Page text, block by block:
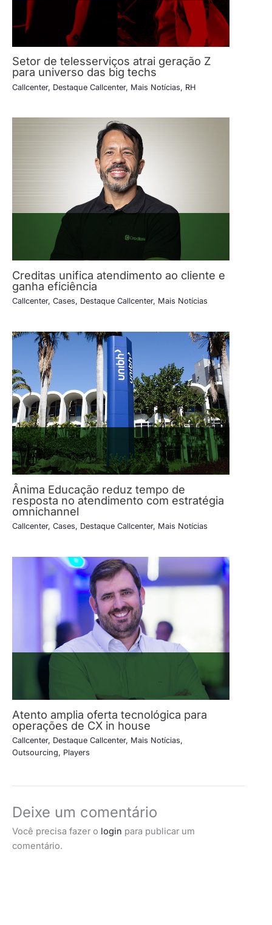
Setor de telesserviços atrai geração Z
para universo das big techs
Callcenter, Destaque Callcenter, Mais Notícias, RH
Creditas unifica atendimento ao cliente e
ganha eficiência
Callcenter, Cases, Destaque Callcenter, Mais Notícias
Ânima Educação reduz tempo de
resposta no atendimento com estratégia
omnichannel
Callcenter, Cases, Destaque Callcenter, Mais Notícias
Atento amplia oferta tecnológica para
operações de CX in house
Callcenter, Destaque Callcenter, Mais Notícias,
Outsourcing, Players
Deixe um comentário
Você precisa fazer o login para publicar um
comentário.